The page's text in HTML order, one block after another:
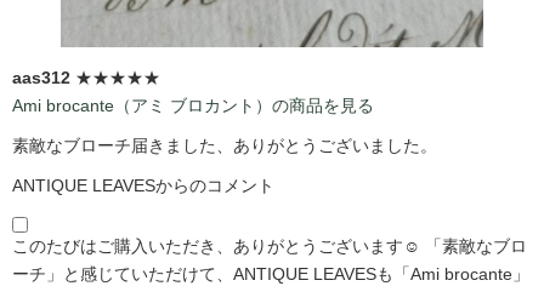
aas312 ★★★★★
Ami brocante（アミ ブロカント）の商品を見る
素敵なブローチ届きました、ありがとうございました。
ANTIQUE LEAVESからのコメント
このたびはご購入いただき、ありがとうございます☺️ 「素敵なブロ
ーチ」と感じていただけて、ANTIQUE LEAVESも「Ami brocante」